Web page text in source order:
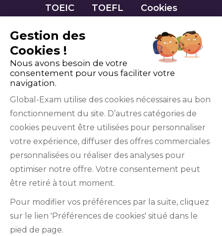
TOEIC TOEFL Cookies
YouTube
institutions qui gèrent les examens officiels du
Gestion des
Cookies !
Nous avons besoin de votre
consentement pour vous faciliter votre
navigation.
Global-Exam utilise des cookies nécessaires au bon
fonctionnement du site. D’autres catégories de
cookies peuvent être utilisées pour personnaliser
votre expérience, diffuser des offres commerciales
personnalisées ou réaliser des analyses pour
optimiser notre offre. Votre consentement peut
être retiré à tout moment.
Pour modifier vos préférences par la suite, cliquez
sur le lien 'Préférences de cookies' situé dans le
pied de page.